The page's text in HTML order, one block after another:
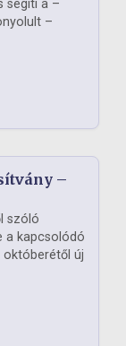
segíti a –
–
–
szóló
a kapcsolódó
októberétől új